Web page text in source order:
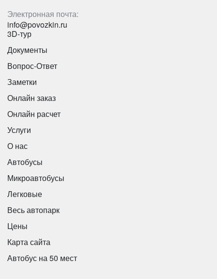
Электронная почта:
info@povozkin.ru
3D-тур
Документы
Вопрос-Ответ
Заметки
Онлайн заказ
Онлайн расчет
Услуги
О нас
Автобусы
Микроавтобусы
Легковые
Весь автопарк
Цены
Карта сайта
Автобус на 50 мест